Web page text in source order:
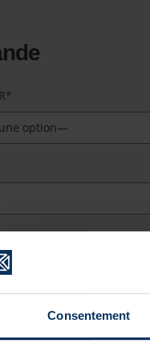
Consentement
VOUS PROMOUVOIR?